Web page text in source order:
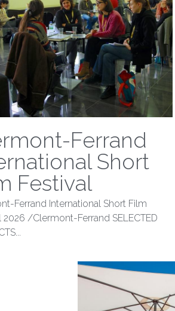
Ferrand
Short
Festival
Ferrand International Short Film
2026 /Clermont-Ferrand SELECTED